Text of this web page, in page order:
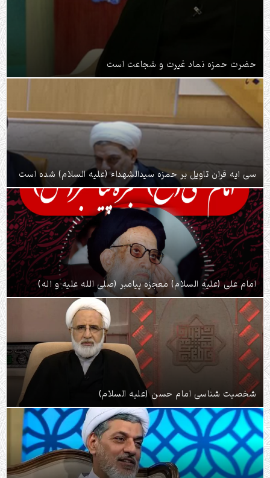
حضرت حمزه نماد غیرت و شجاعت است
سی آیه قرآن تاویل بر حمزه سیدالشهداء (علیه السلام) شده است
امام علی (علیه السلام) معجزه پیامبر (صلی الله علیه و آله)
شخصیت شناسی امام حسن (علیه السلام)